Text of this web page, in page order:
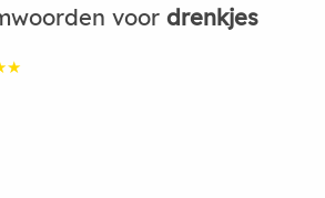
voor drenkjes